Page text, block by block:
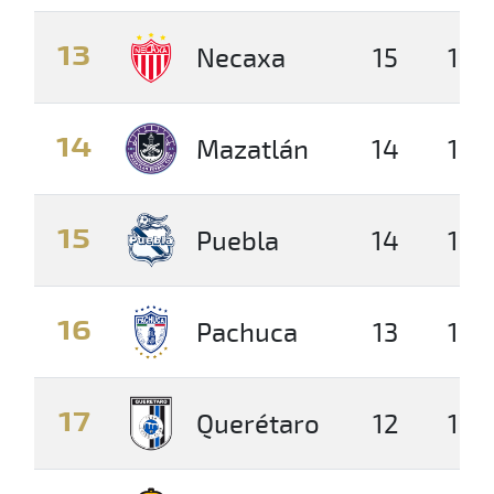
13 Necaxa 15 17
14 Mazatlán 14 17
15 Puebla 14 17
16 Pachuca 13 17
17 Querétaro 12 17
13 Necaxa 15 17
14 Mazatlán 14 17
15 Puebla 14 17
16 Pachuca 13 17
17 Querétaro 12 17